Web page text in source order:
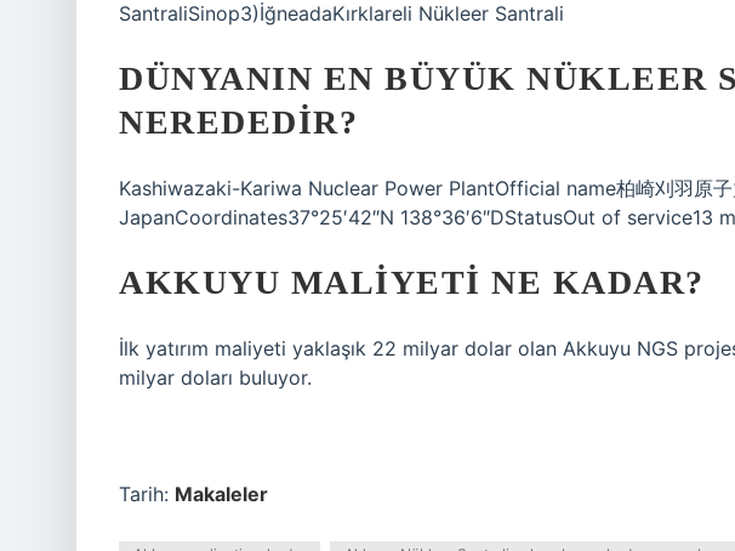
SantraliSinop3)İğneadaKırklareli Nükleer Santrali
DÜNYANIN EN BÜYÜK NÜKLEER
NEREDEDIR?
Kashiwazaki-Kariwa Nuclear Power PlantOfficial name柏崎刈羽原
JapanCoordinates37°25′42″N 138°36′6″DStatusOut of service13
AKKUYU MALIYETI NE KADAR?
İlk yatırım maliyeti yaklaşık 22 milyar dolar olan Akkuyu NGS
milyar doları buluyor.
Tarih: Makaleler